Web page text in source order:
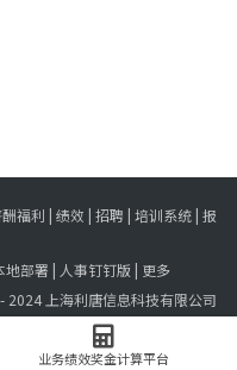
福利 | 绩效 | 招聘 | 培训系统 | 报
地部署 | 人事钉钉版 | 更多
上海利唐信息科技有限公司
业务绩效奖金计算平台